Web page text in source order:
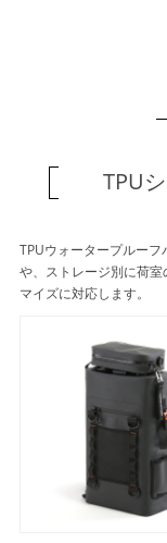
TPU
TPUウォータープルー
や、ストレージ別に荷
マイズに対応します。